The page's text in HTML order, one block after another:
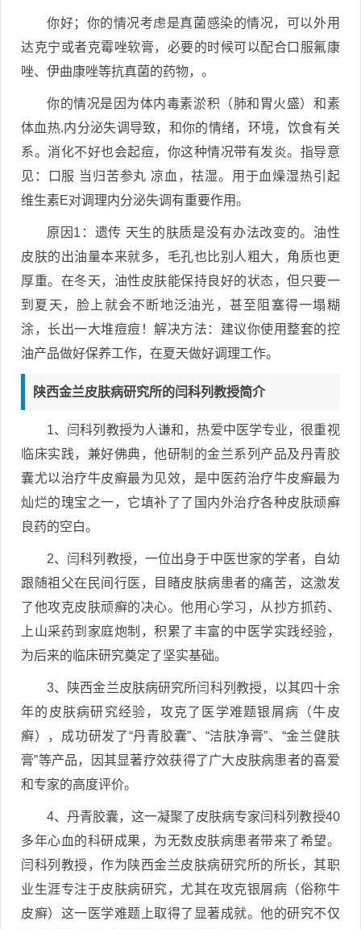
你好；你的情况考虑是真菌感染的情况，可以外用
达克宁或者克霉唑软膏，必要的时候可以配合口服氟康
唑、伊曲康唑等抗真菌的药物，。
你的情况是因为体内毒素淤积（肺和胃火盛）和素
体血热.内分泌失调导致，和你的情绪，环境，饮食有关
系。消化不好也会起痘，你这种情况带有发炎。指导意
见：口服 当归苦参丸 凉血，祛湿。用于血燥湿热引起
维生素E对调理内分泌失调有重要作用。
原因1：遗传 天生的肤质是没有办法改变的。油性
皮肤的出油量本来就多，毛孔也比别人粗大，角质也更
厚重。在冬天，油性皮肤能保持良好的状态，但只要一
到夏天，脸上就会不断地泛油光，甚至阻塞得一塌糊
涂，长出一大堆痘痘！解决方法：建议你使用整套的控
油产品做好保养工作，在夏天做好调理工作。
陕西金兰皮肤病研究所的闫科列教授简介
1、闫科列教授为人谦和，热爱中医学专业，很重视
临床实践，兼好佛典，他研制的金兰系列产品及丹青胶
囊尤以治疗牛皮癣最为见效，是中医药治疗牛皮癣最为
灿烂的瑰宝之一，它填补了了国内外治疗各种皮肤顽癣
良药的空白。
2、闫科列教授，一位出身于中医世家的学者，自幼
跟随祖父在民间行医，目睹皮肤病患者的痛苦，这激发
了他攻克皮肤顽癣的决心。他用心学习，从抄方抓药、
上山采药到家庭炮制，积累了丰富的中医学实践经验，
为后来的临床研究奠定了坚实基础。
3、陕西金兰皮肤病研究所闫科列教授，以其四十余
年的皮肤病研究经验，攻克了医学难题银屑病（牛皮
癣），成功研发了“丹青胶囊”、“洁肤净膏”、“金兰健肤
膏”等产品，因其显著疗效获得了广大皮肤病患者的喜爱
和专家的高度评价。
4、丹青胶囊，这一凝聚了皮肤病专家闫科列教授40
多年心血的科研成果，为无数皮肤病患者带来了希望。
闫科列教授，作为陕西金兰皮肤病研究所的所长，其职
业生涯专注于皮肤病研究，尤其在攻克银屑病（俗称牛
皮癣）这一医学难题上取得了显著成就。他的研究不仅